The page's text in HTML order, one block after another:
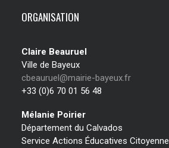
ORGANISATION
Claire Beauruel
Ville de Bayeux
cbeauruel@mairie-bayeux.fr
+33 (0)6 70 01 56 48
Mélanie Poirier
Département du Calvados
Service Actions Éducatives